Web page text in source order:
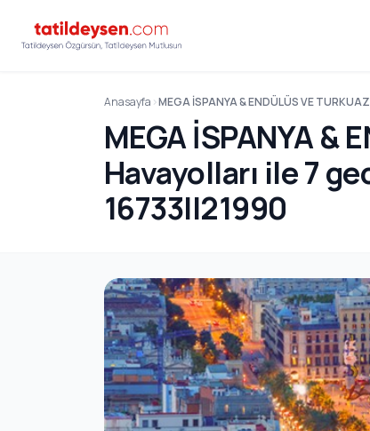
Anasayfa MEGA İSPANYA & ENDÜLÜS VE
MEGA İSPANYA &
Havayolları ile 7
16733||21990